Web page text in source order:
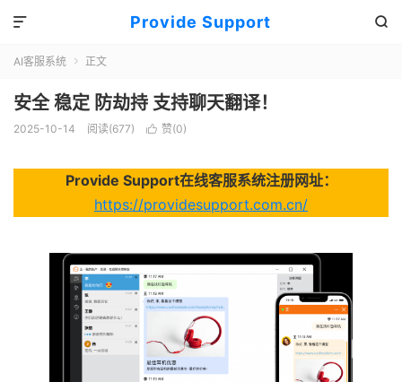
Provide Support 

AI客服系统  正文
安全 稳定 防劫持 支持聊天翻译！
2025-10-14 阅读(677)  赞(0)
Provide Support在线客服系统注册网址：
https://providesupport.com.cn/